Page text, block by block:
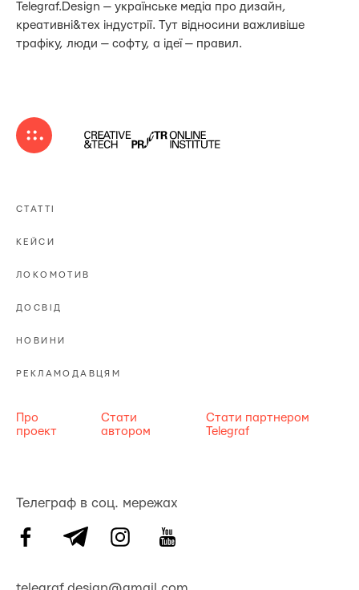
Telegraf.Design — українське медіа про дизайн,
креативні&тех індустрії. Тут відносини важливіше
трафіку, люди — софту, а ідеї — правил.
СТАТТІ
КЕЙСИ
ЛОКОМОТИВ
ДОСВІД
НОВИНИ
РЕКЛАМОДАВЦЯМ
Про
проект
Стати
автором
Стати партнером
Telegraf
Телеграф в соц. мережах